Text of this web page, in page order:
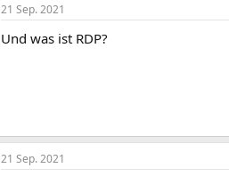
21 Sep. 2021
Und was ist RDP?
21 Sep. 2021